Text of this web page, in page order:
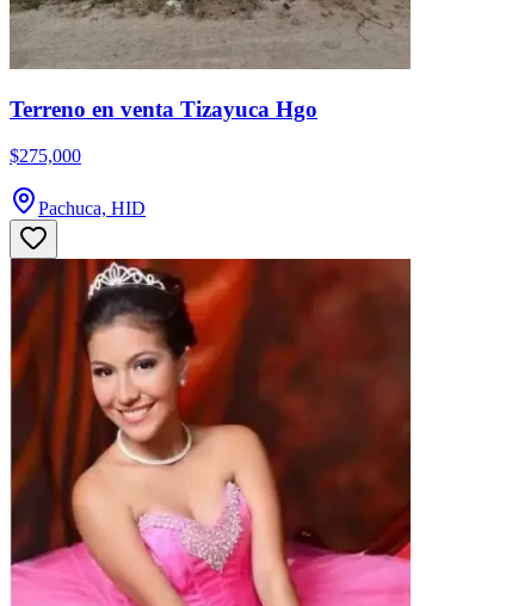
Terreno en venta Tizayuca Hgo
$275,000
Pachuca, HID